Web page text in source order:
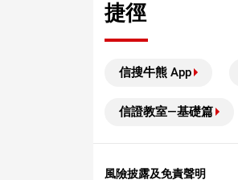
捷徑
信搜牛熊 App
信證教室—基礎篇
風險披露及免責聲明